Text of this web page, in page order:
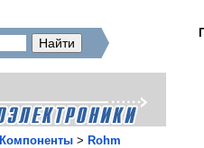
Компоненты > Rohm